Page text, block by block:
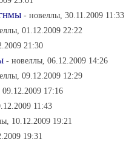
- новеллы, 30.11.2009 11:33
01.12.2009 22:22
21:30
- новеллы, 06.12.2009 14:26
09.12.2009 12:29
17:16
11:43
10.12.2009 19:21
19:31